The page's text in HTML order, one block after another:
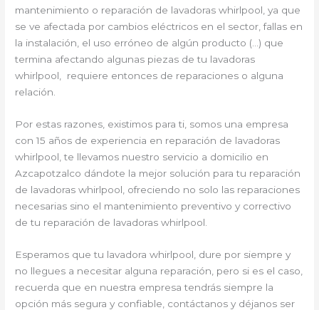
mantenimiento o reparación de lavadoras whirlpool, ya que
se ve afectada por cambios eléctricos en el sector, fallas en
la instalación, el uso erróneo de algún producto (…) que
termina afectando algunas piezas de tu lavadoras
whirlpool, requiere entonces de reparaciones o alguna
relación.
Por estas razones, existimos para ti, somos una empresa
con 15 años de experiencia en reparación de lavadoras
whirlpool, te llevamos nuestro servicio a domicilio en
Azcapotzalco dándote la mejor solución para tu reparación
de lavadoras whirlpool, ofreciendo no solo las reparaciones
necesarias sino el mantenimiento preventivo y correctivo
de tu reparación de lavadoras whirlpool.
Esperamos que tu lavadora whirlpool, dure por siempre y
no llegues a necesitar alguna reparación, pero si es el caso,
recuerda que en nuestra empresa tendrás siempre la
opción más segura y confiable, contáctanos y déjanos ser